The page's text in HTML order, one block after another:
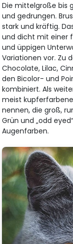
Die mittelgroße bis
und gedrungen.
stark und kräftig.
und dicht mit einer
und üppigen
Variationen vor. Zu
Chocolate, Lilac,
den Bicolor- und
kombiniert. Als
meist
nennen, die groß,
Grün und „odd
Augenfarben.